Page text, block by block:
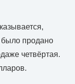
продано
четвёртая.